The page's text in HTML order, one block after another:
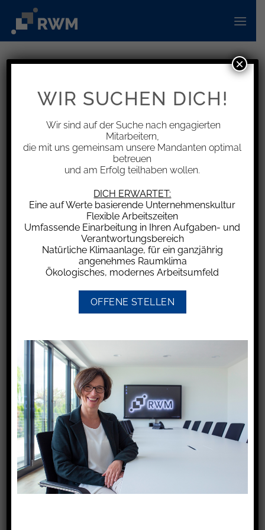
Inhalt
springen
Wohngeld wird zum 1.1.2025
erhöht
Das Wohngeld wird zum 1.1.2025 alle zwei Jahre
automatisch an die Preis- und
Mietenentwicklung angepasst und steigt um
durchschnittlich 15 % bzw. ca. 30 € monatlich,
nachdem es 2023 eine große Wohngeldreform
gegeben hatte. Diese hat nicht nur den Kreis der
Wohngeldberechtigten erheblich erweitert,
sondern auch die Höhe des Wohngeldes stark
selbstgenutztem Wohneigentum um einen
Lastenzuschuss. Dieser wird in beiden Fällen
gewährt, sofern das eigene Einkommen nicht
ausreicht, um den Lebensunterhalt für sich und
ggf. unterhaltsberechtigte Familienangehörige
im gleichen Haushalt zu bestreiten. Hierbei
muss das eigene Einkommen allerdings so
hoch sein, dass es zusammen mit dem
Wohngeld ausreicht, den gesetzlich definierten
Bedarf zu decken. Anderenfalls ist Bürgergeld
zu beantragen.
WIR SUCHEN DICH!
Wir sind auf der Suche nach engagierten
Mitarbeitern,
die mit uns gemeinsam unsere Mandanten optimal
betreuen
und am Erfolg teilhaben wollen.
DICH ERWARTET:
Eine auf Werte basierende Unternehmenskultur
Flexible Arbeitszeiten
Umfassende Einarbeitung in Ihren Aufgaben- und
Verantwortungsbereich
Natürliche Klimaanlage, für ein ganzjährig
angenehmes Raumklima
Ökologisches, modernes Arbeitsumfeld
OFFENE STELLEN
×